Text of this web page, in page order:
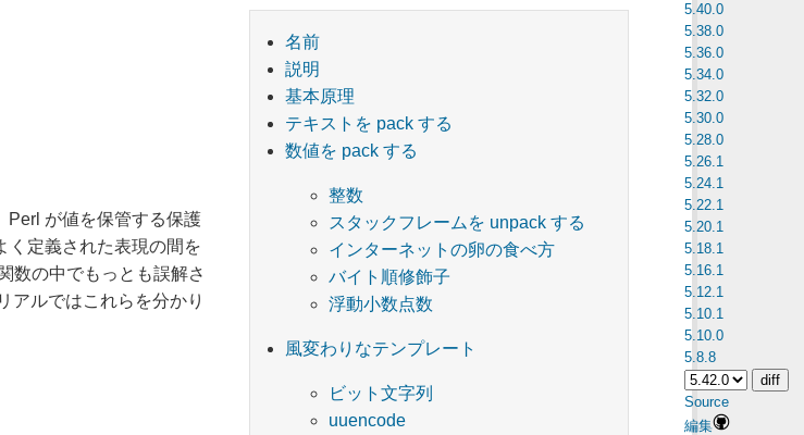
5.40.0
5.38.0
5.36.0
5.34.0
5.32.0
5.30.0
5.28.0
5.26.1
5.24.1
5.22.1
5.20.1
5.18.1
5.16.1
5.12.1
5.10.1
5.10.0
5.8.8
Source
編集
名前
説明
基本原理
テキストを pack する
数値を pack する
整数
スタックフレームを unpack する
インターネットの卵の食べ方
バイト順修飾子
浮動小数点数
風変わりなテンプレート
ビット文字列
uuencode
Perl が値を保管する保護
く定義された表現の間を
数の中でもっとも誤解さ
アルではこれらを分かり